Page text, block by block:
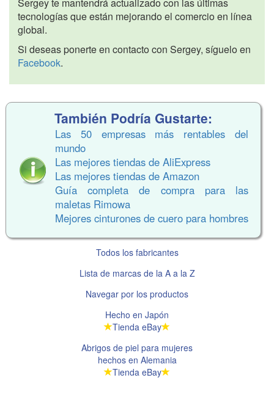
tecnologías que están mejorando el comercio en línea
global.
Si deseas ponerte en contacto con Sergey, síguelo en
Facebook.
También Podría Gustarte:
Las 50 empresas más rentables del
mundo
Las mejores tiendas de AliExpress
Las mejores tiendas de Amazon
Guía completa de compra para las
maletas Rimowa
Mejores cinturones de cuero para hombres
Todos los fabricantes
Lista de marcas de la A a la Z
Navegar por los productos
Hecho en Japón
Tienda eBay
Abrigos de piel para mujeres
hechos en Alemania
Tienda eBay